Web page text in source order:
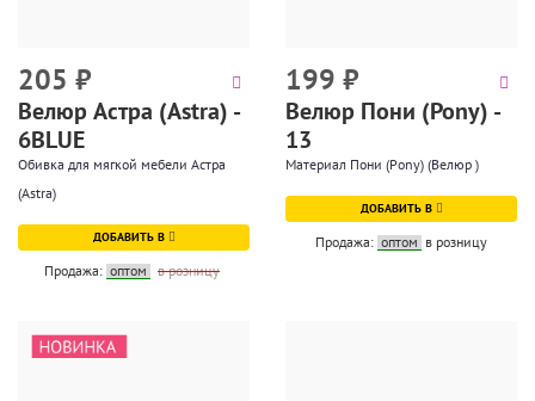
205 ₽
Велюр Астра (Astra) -
6BLUE
Обивка для мягкой мебели Астра
(Astra)
ДОБАВИТЬ В
Продажа: оптом в розницу
199 ₽
Велюр Пони (Pony) -
13
Материал Пони (Pony) (Велюр )
ДОБАВИТЬ В
Продажа: оптом в розницу